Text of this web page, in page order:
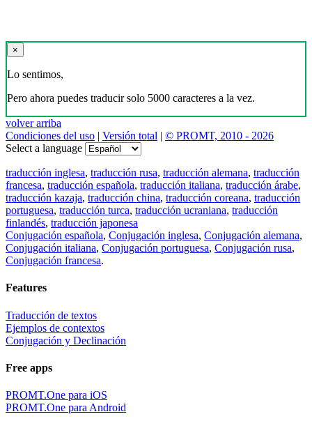
×
Lo sentimos,
Pero ahora puedes traducir solo 5000 caracteres a la vez.
volver arriba
Condiciones del uso | Versión total | © PROMT, 2010 - 2026
Select a language
traducción inglesa, traducción rusa, traducción alemana, traducción
francesa, traducción española, traducción italiana, traducción árabe,
traducción kazaja, traducción china, traducción coreana, traducción
portuguesa, traducción turca, traducción ucraniana, traducción
finlandés, traducción japonesa
Conjugación española, Conjugación inglesa, Conjugación alemana,
Conjugación italiana, Conjugación portuguesa, Conjugación rusa,
Conjugación francesa.
Features
Traducción de textos
Ejemplos de contextos
Conjugación y Declinación
Free apps
PROMT.One para iOS
PROMT.One para Android